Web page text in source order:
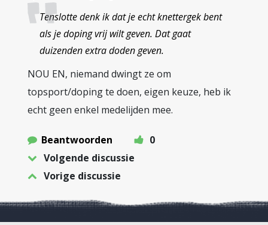
Tenslotte denk ik dat je echt knettergek bent
als je doping vrij wilt geven. Dat gaat
duizenden extra doden geven.
NOU EN, niemand dwingt ze om
topsport/doping te doen, eigen keuze, heb ik
echt geen enkel medelijden mee.
Beantwoorden
0
Volgende discussie
Vorige discussie